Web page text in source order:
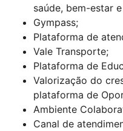
saúde, bem-estar
Gympass;
Plataforma de
Vale Transporte;
Plataforma de
Valorização do
plataforma de
Ambiente
Canal de